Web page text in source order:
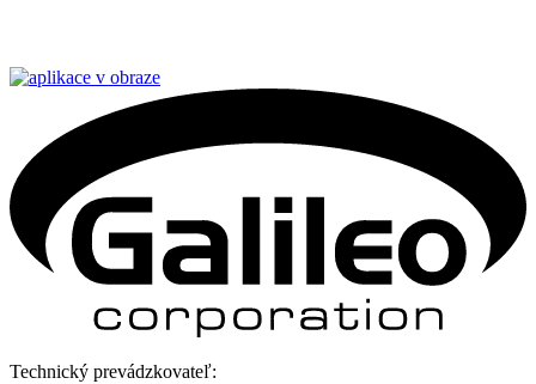
Technický prevádzkovateľ: